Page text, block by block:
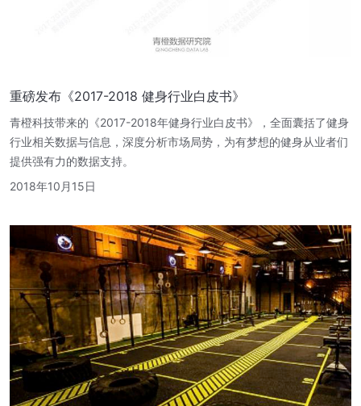
重磅发布《2017-2018 健身行业白皮书》
青橙科技带来的《2017-2018年健身行业白皮书》，全面囊括了健身
行业相关数据与信息，深度分析市场局势，为有梦想的健身从业者们
提供强有力的数据支持。
2018年10月15日